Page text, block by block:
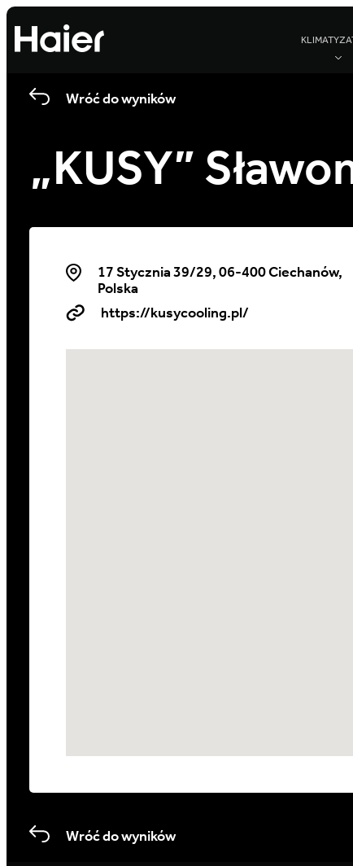
Wróć do wyników
„KUSY”
17 Stycznia 39/29, 06-400 Ciechanów,
Polska
https://kusycooling.pl/
Wróć do wyników